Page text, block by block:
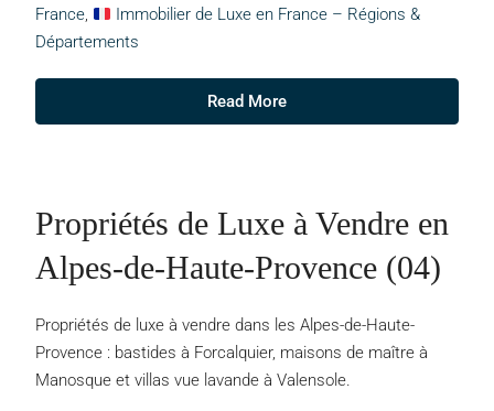
France,
Immobilier de Luxe en France – Régions &
Départements
Read More
Propriétés de Luxe à Vendre en
Alpes-de-Haute-Provence (04)
Propriétés de luxe à vendre dans les Alpes-de-Haute-
Provence : bastides à Forcalquier, maisons de maître à
Manosque et villas vue lavande à Valensole.